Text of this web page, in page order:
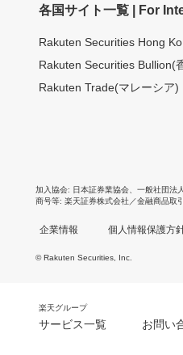
各国サイト一覧 | For
Rakuten Securities Hong
Rakuten Securities Bullion(
Rakuten Trade(マレーシア)
加入協会 日本証券業協会 一般社団法
商号等 楽天証券株式会社／金融商品取
企業情報 個人情報保護方
© Rakuten Securities, Inc.
楽天グループ
サービス一覧 お問い